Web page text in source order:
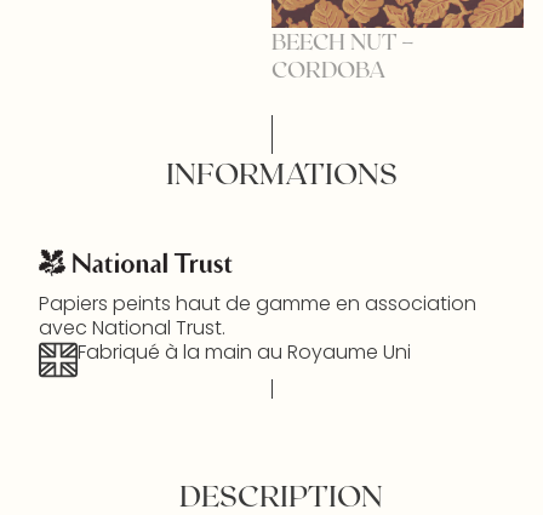
BEECH NUT –
CORDOBA
INFORMATIONS
Papiers peints haut de gamme en association
avec National Trust.
Fabriqué à la main au Royaume Uni
DESCRIPTION